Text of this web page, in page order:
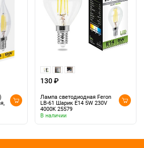
130 ₽
Лампа светодиодная Feron
LB-61 Шарик E14 5W 230V
4000K 25579
В наличии